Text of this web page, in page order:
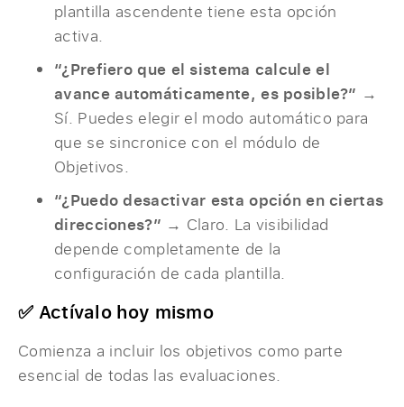
plantilla ascendente tiene esta opción
activa.
“¿Prefiero que el sistema calcule el
avance automáticamente, es posible?” →
Sí. Puedes elegir el modo automático para
que se sincronice con el módulo de
Objetivos.
“¿Puedo desactivar esta opción en ciertas
direcciones?” → Claro. La visibilidad
depende completamente de la
configuración de cada plantilla.
✅ Actívalo hoy mismo
Comienza a incluir los objetivos como parte
esencial de todas las evaluaciones.